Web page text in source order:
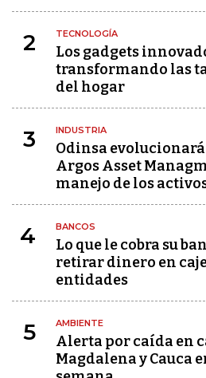
2 TECNOLOGÍA
Los gadgets
transformando las
del hogar
3 INDUSTRIA
Odinsa
Argos Asset
manejo de los
4 BANCOS
Lo que le cobra su
retirar dinero en
entidades
5 AMBIENTE
Alerta por caída en
Magdalena y Cauca